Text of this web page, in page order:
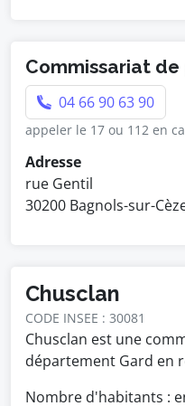
Commissariat
04 66 90 63 90
appeler le 17 ou 112 en
Adresse
rue Gentil
30200 Bagnols-sur-
Chusclan
CODE INSEE : 30081
Chusclan est une
département Gard en
Nombre d'habitants :